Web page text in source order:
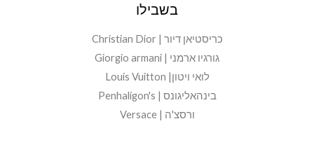
בשבילו
כריסטיאן דיור | Christian Dior
גורגיו ארמני | Giorgio armani
לואי ויטון| Louis Vuitton
בינהאליגונס | Penhaligon's
ורסצ'ה | Versace